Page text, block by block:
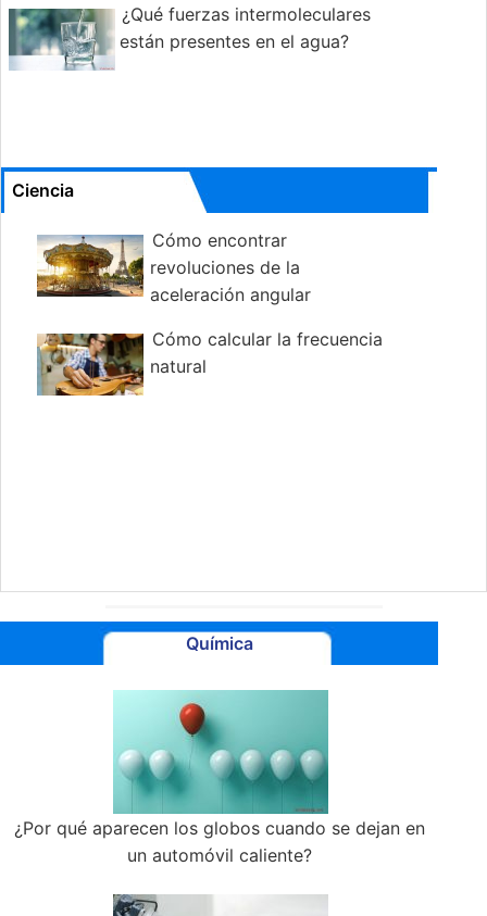
¿Qué fuerzas intermoleculares
están presentes en el agua?
Ciencia
Cómo encontrar
revoluciones de la
aceleración angular
Cómo calcular la frecuencia
natural
Química
¿Por qué aparecen los globos cuando se dejan en
un automóvil caliente?